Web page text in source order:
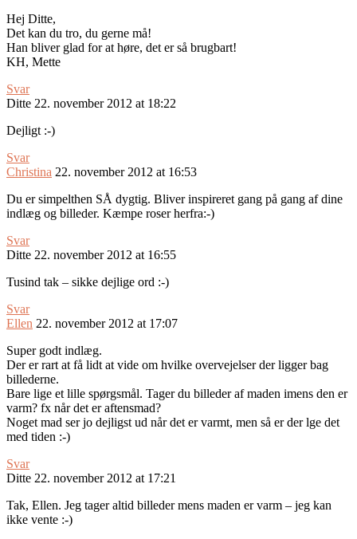
Hej Ditte,
Det kan du tro, du gerne må!
Han bliver glad for at høre, det er så brugbart!
KH, Mette
Svar
Ditte 22. november 2012 at 18:22
Dejligt :-)
Svar
Christina 22. november 2012 at 16:53
Du er simpelthen SÅ dygtig. Bliver inspireret gang på gang af dine
indlæg og billeder. Kæmpe roser herfra:-)
Svar
Ditte 22. november 2012 at 16:55
Tusind tak – sikke dejlige ord :-)
Svar
Ellen 22. november 2012 at 17:07
Super godt indlæg.
Der er rart at få lidt at vide om hvilke overvejelser der ligger bag
billederne.
Bare lige et lille spørgsmål. Tager du billeder af maden imens den er
varm? fx når det er aftensmad?
Noget mad ser jo dejligst ud når det er varmt, men så er der lge det
med tiden :-)
Svar
Ditte 22. november 2012 at 17:21
Tak, Ellen. Jeg tager altid billeder mens maden er varm – jeg kan
ikke vente :-)